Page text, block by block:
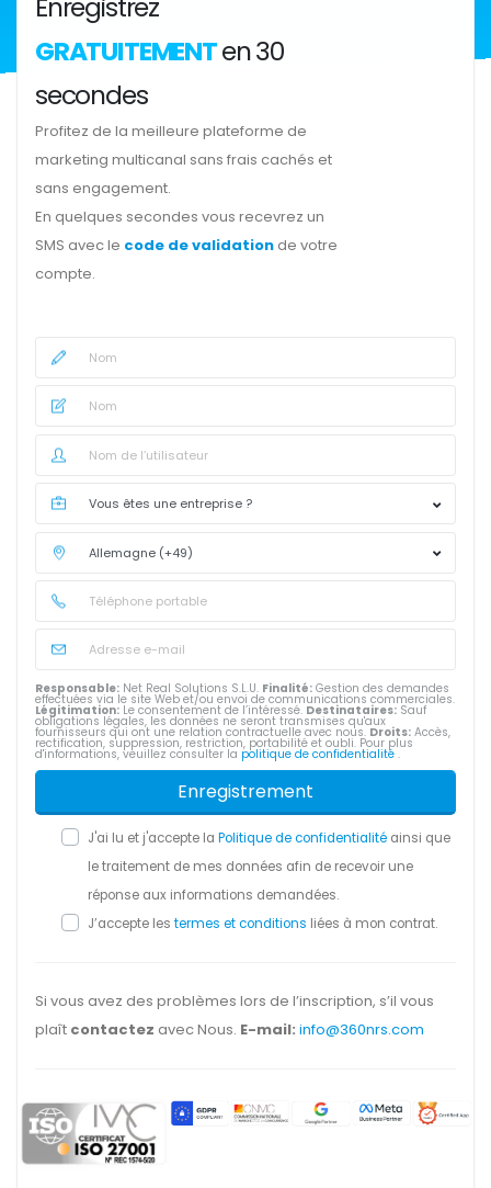
GRATUITEMENTen 30
secondes
Profitez de la meilleure plateforme de
marketing multicanal sans frais cachés et
sans engagement.
En quelques secondes vous recevrez un
SMS avec le code de validation de votre
compte.
Responsable: Net Real Solutions S.L.U. Finalité: Gestion des demandes
effectuées via le site Web et/ou envoi de communications commerciales.
Légitimation: Le consentement de l’intéressé. Destinataires: Sauf
obligations légales, les données ne seront transmises qu'aux
fournisseurs qui ont une relation contractuelle avec nous. Droits: Accès,
rectification, suppression, restriction, portabilité et oubli. Pour plus
d'informations, veuillez consulter la politique de confidentialité .
Enregistrement
J'ai lu et j'accepte la Politique de confidentialité ainsi que
le traitement de mes données afin de recevoir une
réponse aux informations demandées.
J’accepte les termes et conditions liées à mon contrat.
Si vous avez des problèmes lors de l’inscription, s’il vous
plaît contactez avec Nous. E-mail: info@360nrs.com